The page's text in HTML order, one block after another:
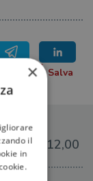
€12,00
×
il
in